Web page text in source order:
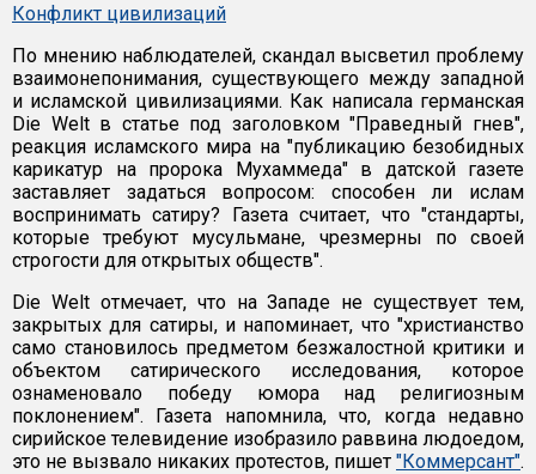
Конфликт цивилизаций
По мнению наблюдателей, скандал высветил проблему
взаимонепонимания, существующего между западной
и исламской цивилизациями. Как написала германская
Die Welt в статье под заголовком "Праведный гнев",
реакция исламского мира на "публикацию безобидных
карикатур на пророка Мухаммеда" в датской газете
заставляет задаться вопросом: способен ли ислам
воспринимать сатиру? Газета считает, что "стандарты,
которые требуют мусульмане, чрезмерны по своей
строгости для открытых обществ".
Die Welt отмечает, что на Западе не существует тем,
закрытых для сатиры, и напоминает, что "христианство
само становилось предметом безжалостной критики и
объектом сатирического исследования, которое
ознаменовало победу юмора над религиозным
поклонением". Газета напомнила, что, когда недавно
сирийское телевидение изобразило раввина людоедом,
это не вызвало никаких протестов, пишет "Коммерсант".